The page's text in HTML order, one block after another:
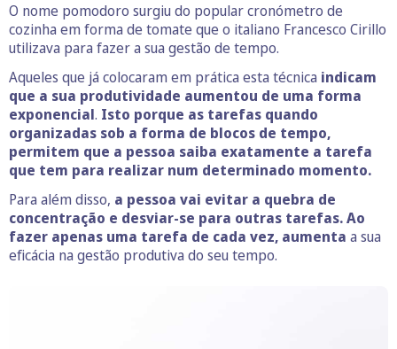
O nome pomodoro surgiu do popular cronómetro de
cozinha em forma de tomate que o italiano Francesco Cirillo
utilizava para fazer a sua gestão de tempo.
Aqueles que já colocaram em prática esta técnica indicam
que a sua produtividade aumentou de uma forma
exponencial. Isto porque as tarefas quando
organizadas sob a forma de blocos de tempo,
permitem que a pessoa saiba exatamente a tarefa
que tem para realizar num determinado momento.
Para além disso, a pessoa vai evitar a quebra de
concentração e desviar-se para outras tarefas. Ao
fazer apenas uma tarefa de cada vez, aumenta a sua
eficácia na gestão produtiva do seu tempo.